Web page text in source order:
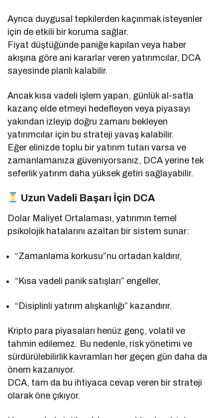
Ayrıca duygusal tepkilerden kaçınmak isteyenler
için de etkili bir koruma sağlar.
Fiyat düştüğünde paniğe kapılan veya haber
akışına göre ani kararlar veren yatırımcılar, DCA
sayesinde planlı kalabilir.
Ancak kısa vadeli işlem yapan, günlük al-satla
kazanç elde etmeyi hedefleyen veya piyasayı
yakından izleyip doğru zamanı bekleyen
yatırımcılar için bu strateji yavaş kalabilir.
Eğer elinizde toplu bir yatırım tutarı varsa ve
zamanlamanıza güveniyorsanız, DCA yerine tek
seferlik yatırım daha yüksek getiri sağlayabilir.
Uzun Vadeli Başarı İçin DCA
Dolar Maliyet Ortalaması, yatırımın temel
psikolojik hatalarını azaltan bir sistem sunar:
“Zamanlama korkusu”nu ortadan kaldırır,
“Kısa vadeli panik satışları” engeller,
“Disiplinli yatırım alışkanlığı” kazandırır.
Kripto para piyasaları henüz genç, volatil ve
tahmin edilemez. Bu nedenle, risk yönetimi ve
sürdürülebilirlik kavramları her geçen gün daha da
önem kazanıyor.
DCA, tam da bu ihtiyaca cevap veren bir strateji
olarak öne çıkıyor.